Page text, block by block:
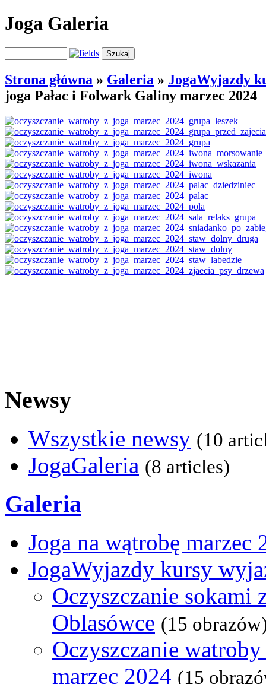
Joga Galeria
Strona główna » Galeria » JogaWyjazdy
joga Pałac i Folwark Galiny marzec 2024
Newsy
Wszystkie newsy (10
JogaGaleria (8 articles)
Galeria
Joga na wątrobę marzec
JogaWyjazdy kursy
Oczyszczanie sokami
Oblasówce (15
Oczyszczanie
marzec 2024 (15